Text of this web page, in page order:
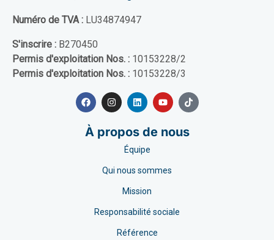
Numéro de TVA : LU34874947
S'inscrire : B270450
Permis d'exploitation Nos. : 10153228/2
Permis d'exploitation Nos. : 10153228/3
À propos de nous
Équipe
Qui nous sommes
Mission
Responsabilité sociale
Référence